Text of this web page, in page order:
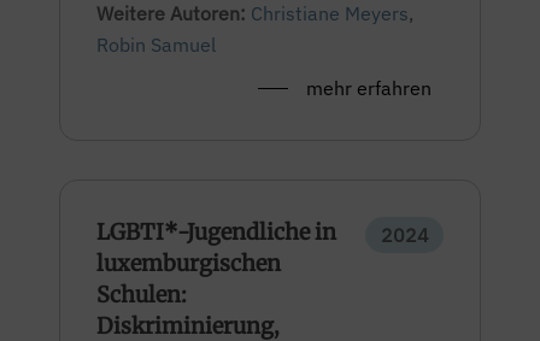
Weitere Autoren: Christiane Meyers,
Robin Samuel
mehr erfahren
LGBTI*-Jugendliche in
luxemburgischen
Schulen:
Diskriminierung,
2024